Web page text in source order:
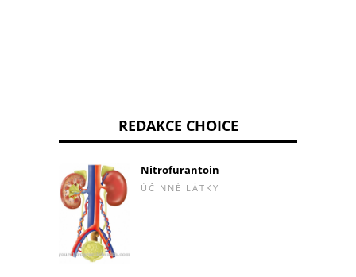
REDAKCE CHOICE
Nitrofurantoin
ÚČINNÉ LÁTKY